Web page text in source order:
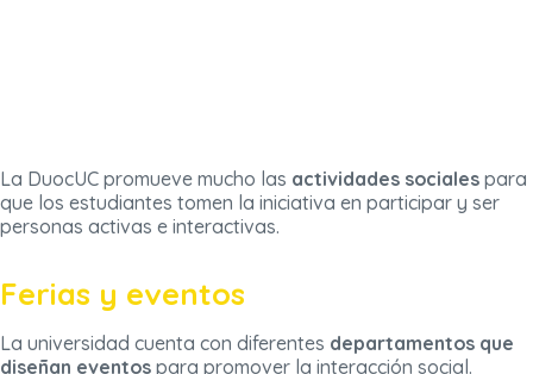
La DuocUC promueve mucho las actividades sociales para
que los estudiantes tomen la iniciativa en participar y ser
personas activas e interactivas.
Ferias y eventos
La universidad cuenta con diferentes departamentos que
diseñan eventos para promover la interacción social.